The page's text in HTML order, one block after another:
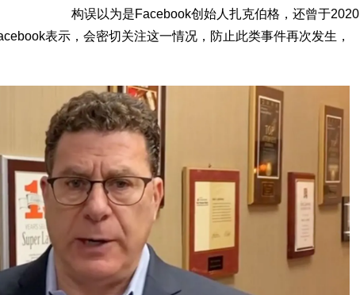
构误以为是Facebook创始人扎克伯格，还曾于2020
表示，会密切关注这一情况，防止此类事件再次发生，